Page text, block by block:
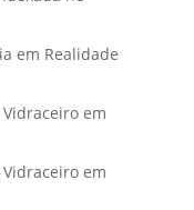
em Realidade
em
em